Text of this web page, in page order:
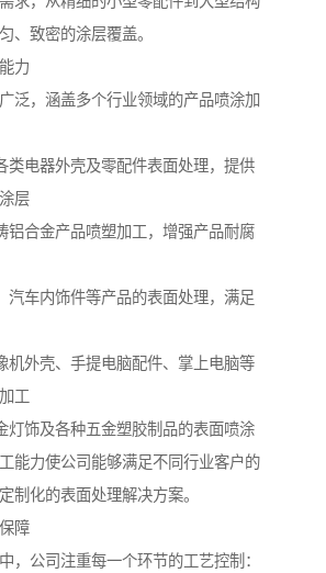
、致密的涂层覆盖。
力
泛，涵盖多个行业领域的产品喷涂加
类电器外壳及零配件表面处理，提供
层
铝合金产品喷塑加工，增强产品耐腐
汽车内饰件等产品的表面处理，满足
机外壳、手提电脑配件、掌上电脑等
工
灯饰及各种五金塑胶制品的表面喷涂
能力使公司能够满足不同行业客户的
制化的表面处理解决方案。
障
，公司注重每一个环节的工艺控制：